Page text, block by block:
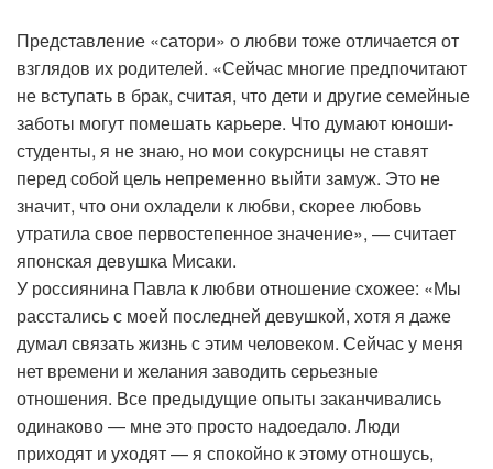
Представление «сатори» о любви тоже отличается от
взглядов их родителей. «Сейчас многие предпочитают
не вступать в брак, считая, что дети и другие семейные
заботы могут помешать карьере. Что думают юноши-
студенты, я не знаю, но мои сокурсницы не ставят
перед собой цель непременно выйти замуж. Это не
значит, что они охладели к любви, скорее любовь
утратила свое первостепенное значение», — считает
японская девушка Мисаки.
У россиянина Павла к любви отношение схожее: «Мы
расстались с моей последней девушкой, хотя я даже
думал связать жизнь с этим человеком. Сейчас у меня
нет времени и желания заводить серьезные
отношения. Все предыдущие опыты заканчивались
одинаково — мне это просто надоедало. Люди
приходят и уходят — я спокойно к этому отношусь,